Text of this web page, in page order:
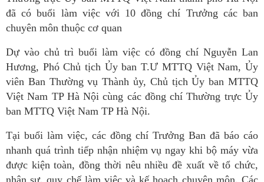
đã có buổi làm việc với 10 đồng chí Trưởng các ban
chuyên môn thuộc cơ quan
Dự vào chủ trì buổi làm việc có đồng chí Nguyễn Lan
Hương, Phó Chủ tịch Ủy ban T.Ư MTTQ Việt Nam, Ủy
viên Ban Thường vụ Thành ủy, Chủ tịch Ủy ban MTTQ
Việt Nam TP Hà Nội cùng các đồng chí Thường trực Ủy
ban MTTQ Việt Nam TP Hà Nội.
Tại buổi làm việc, các đồng chí Trưởng Ban đã báo cáo
nhanh quá trình tiếp nhận nhiệm vụ ngay khi bộ máy vừa
được kiện toàn, đồng thời nêu nhiều đề xuất về tổ chức,
nhân sự, quy chế làm việc và kế hoạch chuyên môn. Các